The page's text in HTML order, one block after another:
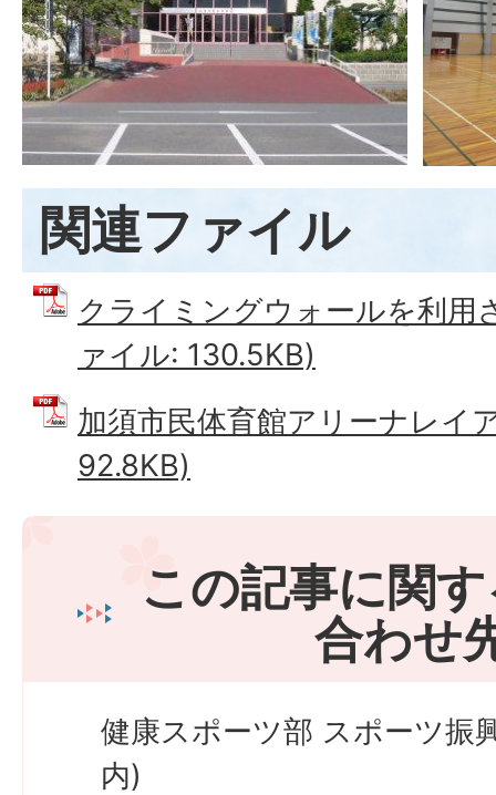
関連ファイル
クライミングウォールを利用
ァイル: 130.5KB)
加須市民体育館アリーナレイ
92.8KB)
この記事に関
合わせ
健康スポーツ部 スポーツ振
内)